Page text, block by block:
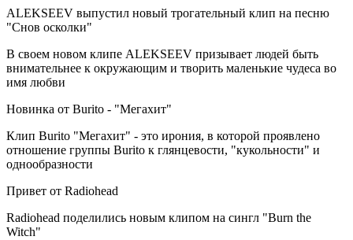
ALEKSEEV выпустил новый трогательный клип на песню
"Снов осколки"
В своем новом клипе ALEKSEEV призывает людей быть
внимательнее к окружающим и творить маленькие чудеса во
имя любви
Новинка от Burito - "Мегахит"
Клип Burito "Мегахит" - это ирония, в которой проявлено
отношение группы Burito к глянцевости, "кукольности" и
однообразности
Привет от Radiohead
Radiohead поделились новым клипом на сингл "Burn the
Witch"